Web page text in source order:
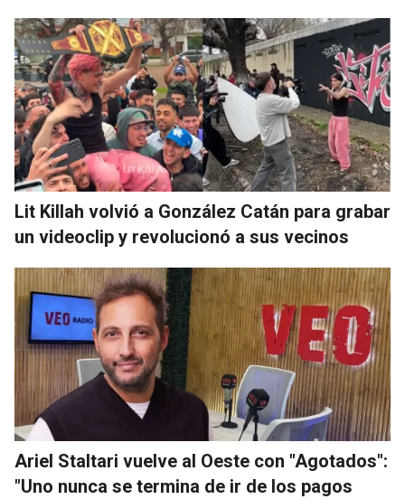
Lit Killah volvió a González Catán para grabar
un videoclip y revolucionó a sus vecinos
Ariel Staltari vuelve al Oeste con "Agotados":
"Uno nunca se termina de ir de los pagos